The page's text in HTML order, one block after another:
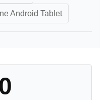
Android Tablet